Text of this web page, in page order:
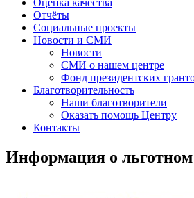
Оценка качества
Отчёты
Социальные проекты
Новости и СМИ
Новости
СМИ о нашем центре
Фонд президентских
Благотворительность
Наши благотворители
Оказать помощь Центру
Контакты
Информация о льготном